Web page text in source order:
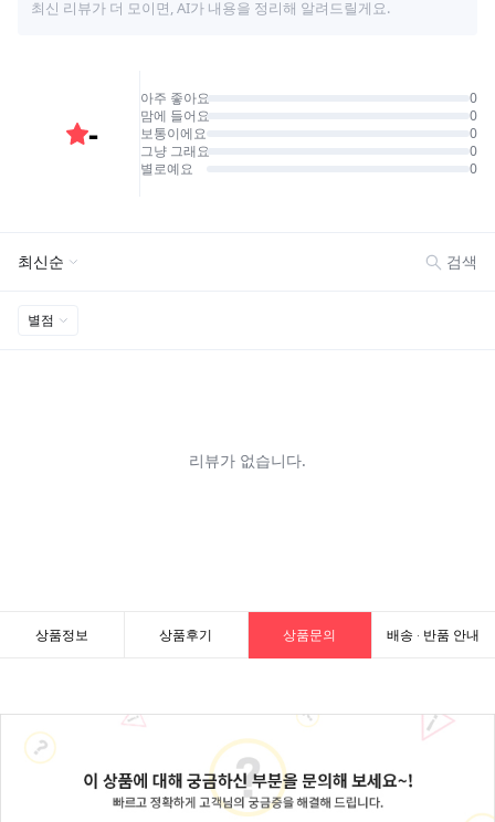
상품정보 상품후기 상품문의 배송 · 반품 안내